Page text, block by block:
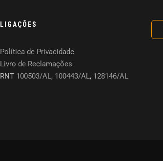
LIGAÇÕES
Política de Privacidade
Livro de Reclamações
RNT 100503/AL, 100443/AL, 128146/AL